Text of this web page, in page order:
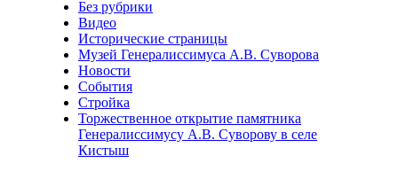
Без рубрики
Видео
Исторические страницы
Музей Генералиссимуса А.В. Суворова
Новости
События
Стройка
Торжественное открытие памятника
Генералиссимусу А.В. Суворову в селе
Кистыш